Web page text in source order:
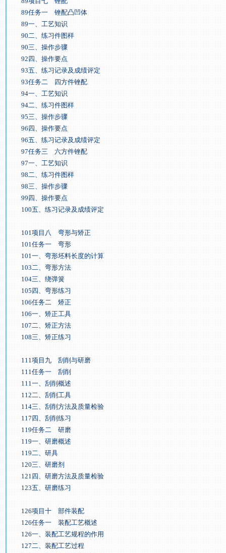
89任务一 锉配凸凹体
89一、工艺知识
90二、练习件图样
90三、操作步骤
92四、操作要点
93五、练习记录及成绩评定
93任务二 四方件锉配
94一、工艺知识
94二、练习件图样
95三、操作步骤
96四、操作要点
96五、练习记录及成绩评定
97任务三 六方件锉配
97一、工艺知识
98二、练习件图样
98三、操作步骤
99四、操作要点
100五、练习记录及成绩评定
101项目八 弯形与矫正
101任务一 弯形
101一、弯形坯料长度的计算
103二、弯形方法
104三、绕弹簧
105四、弯形练习
106任务二 矫正
106一、矫正工具
107二、矫正方法
108三、矫正练习
111项目九 刮削与研磨
111任务一 刮削
111一、刮削概述
112二、刮削工具
114三、刮削方法及质量检验
117四、刮削练习
119任务二 研磨
119一、研磨概述
119二、研具
120三、研磨剂
121四、研磨方法及质量检验
123五、研磨练习
126项目十 部件装配
126任务一 装配工艺概述
126一、装配工艺规程的作用
127二、装配工艺过程